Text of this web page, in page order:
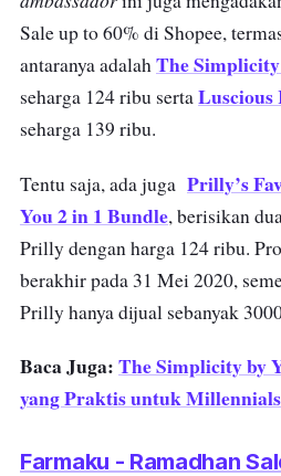
Sale up to 60% di Shopee,
antaranya adalahThe
seharga 124 ribu sertaLuscious
seharga 139 ribu.
Tentu saja, ada juga Prilly’s
You 2 in 1 Bundle, berisikan
Prilly dengan harga 124 ribu.
berakhir pada 31 Mei 2020,
Prilly hanya dijual sebanyak
Baca Juga:The Simplicity by
yang Praktis untuk
Farmaku - Ramadhan